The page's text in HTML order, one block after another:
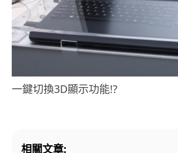
一鍵切換3D顯示功能!?
相關文章: